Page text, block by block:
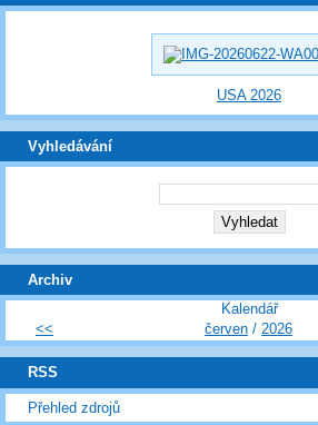
USA 2026
Vyhledávání
Archiv
Kalendář
<<
červen / 2026
RSS
Přehled zdrojů